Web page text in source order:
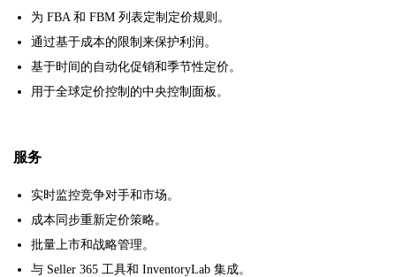
为 FBA 和 FBM 列表定制定价规则。
通过基于成本的限制来保护利润。
基于时间的自动化促销和季节性定价。
用于全球定价控制的中央控制面板。
服务
实时监控竞争对手和市场。
成本同步重新定价策略。
批量上市和战略管理。
与 Seller 365 工具和 InventoryLab 集成。